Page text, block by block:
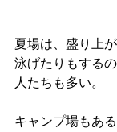
夏場は、盛り上
泳げたりもする
人たちも多い。
キャンプ場もあ